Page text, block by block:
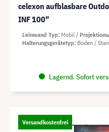
celexon aufblasbare
INF 100"
Lagernd. Sofort
Leinwand Typ Mobil
Halterungsgerätetyp Boden /
Versandkostenfrei